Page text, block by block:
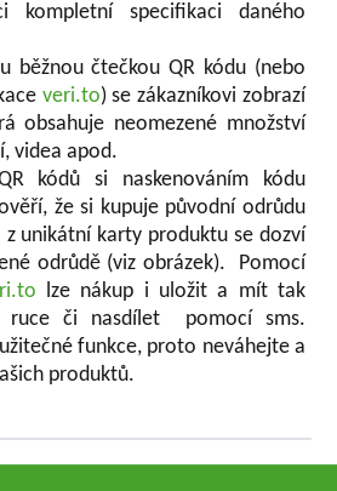
kompletní specifikaci daného
běžnou čtečkou QR kódu (nebo
veri.to) se zákazníkovi zobrazí
obsahuje neomezené množství
videa apod.
kódů si naskenováním kódu
že si kupuje původní odrůdu
z unikátní karty produktu se dozví
odrůdě (viz obrázek). Pomocí
lze nákup i uložit a mít tak
ruce či nasdílet pomocí sms.
funkce, proto neváhejte a
produktů.